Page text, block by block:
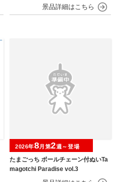
たまごっち ボールチェーン付ぬいTa
magotchi Paradise vol.3
2026年8月第2週～登場